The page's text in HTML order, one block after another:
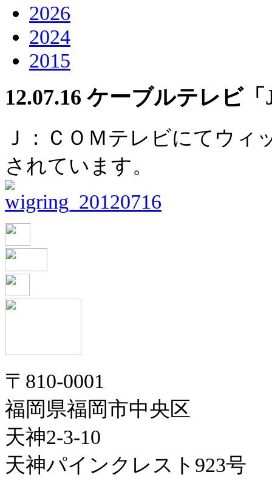
2026
2024
2015
12.07.16 ケーブルテレビ
Ｊ：ＣＯＭテレビにてウィ
されています。
〒810-0001
福岡県福岡市中央区
天神2-3-10
天神パインクレスト923号